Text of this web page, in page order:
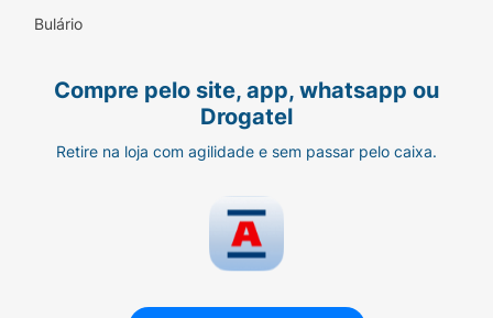
Bulário
Compre pelo site, app, whatsapp ou
Drogatel
Retire na loja com agilidade e sem passar pelo caixa.